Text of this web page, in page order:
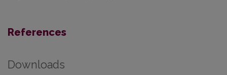
References
Downloads